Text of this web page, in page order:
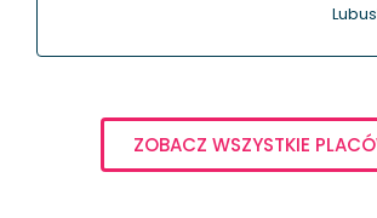
ZOBACZ WSZYSTKIE